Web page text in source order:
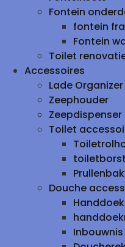
Fontein
fontein
Fontein
Toilet
Accessoires
Lade Organizer
Zeephouder
Zeepdispenser
Toilet
Prullenbak
Douche
Inbouwnis